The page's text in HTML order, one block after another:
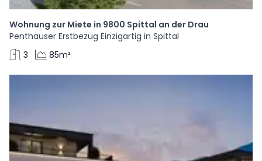
Wohnung zur Miete in 9800 Spittal an der Drau
Penthäuser Erstbezug Einzigartig in Spittal
3
85m²